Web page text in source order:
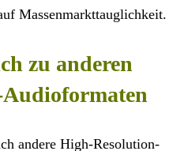
Massenmarkttauglichkeit.
zu anderen
andere High-Resolution-